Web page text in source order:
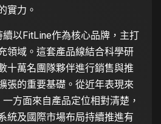
實力。
續以FitLine作為核心品牌，主打
領域。這套產品線結合科學研
十萬名團隊夥伴進行銷售與推
張的重要基礎。從近年表現來
方面來自產品定位相對清楚，
統及國際市場布局持續推進有